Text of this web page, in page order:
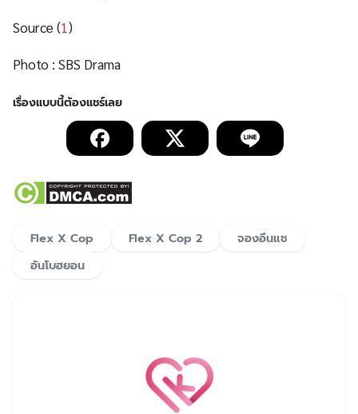
Source (1)
Photo : SBS Drama
Flex X Cop Flex X Cop 2
จองอึนแช
อันโบฮยอน